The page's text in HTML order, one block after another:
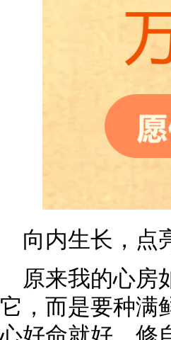
向内生长，点
原来我的心房
它，而是要种满
心好命就好，修